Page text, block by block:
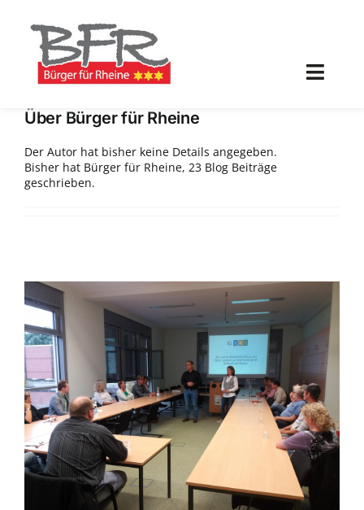
Inhalt
springen
Aktuell
Programm
Galerie
Mitglied werden!
Über Bürger für Rheine
Der Autor hat bisher keine Details angegeben.
Bisher hat Bürger für Rheine, 23 Blog Beiträge
geschrieben.